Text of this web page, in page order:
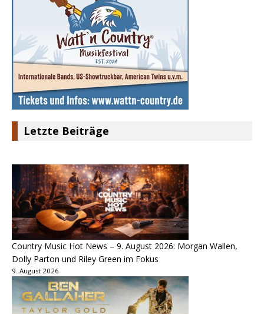
Letzte Beiträge
Country Music Hot News – 9. August 2026: Morgan Wallen,
Dolly Parton und Riley Green im Fokus
9. August 2026